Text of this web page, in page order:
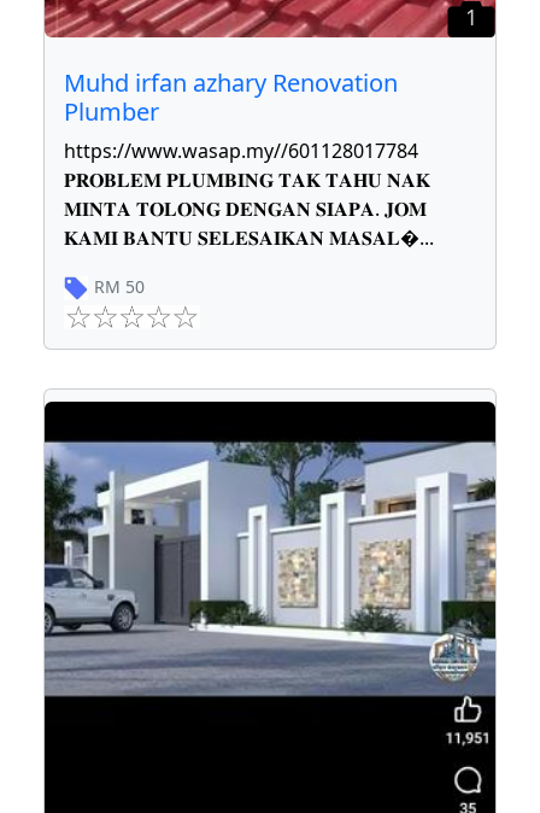
1
Muhd irfan azhary Renovation
Plumber
https://www.wasap.my//601128017784
𝐏𝐑𝐎𝐁𝐋𝐄𝐌 𝐏𝐋𝐔𝐌𝐁𝐈𝐍𝐆 𝐓𝐀𝐊 𝐓𝐀𝐇𝐔 𝐍𝐀𝐊
𝐌𝐈𝐍𝐓𝐀 𝐓𝐎𝐋𝐎𝐍𝐆 𝐃𝐄𝐍𝐆𝐀𝐍 𝐒𝐈𝐀𝐏𝐀. 𝐉𝐎𝐌
𝐊𝐀𝐌𝐈 𝐁𝐀𝐍𝐓𝐔 𝐒𝐄𝐋𝐄𝐒𝐀𝐈𝐊𝐀𝐍 𝐌𝐀𝐒𝐀𝐋...
RM 50